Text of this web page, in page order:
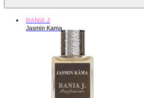
RANIA J
Jasmin Kama